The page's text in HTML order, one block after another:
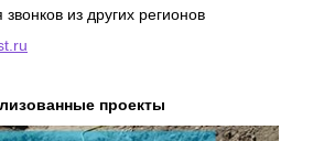
из других регионов
проекты